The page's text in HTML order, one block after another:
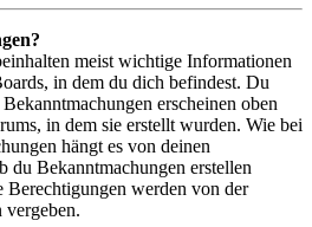
meist wichtige Informationen
in dem du dich befindest. Du
erscheinen oben
in dem sie erstellt wurden. Wie bei
hängt es von deinen
du Bekanntmachungen erstellen
Berechtigungen werden von der